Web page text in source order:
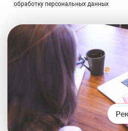
обработку персональных данных